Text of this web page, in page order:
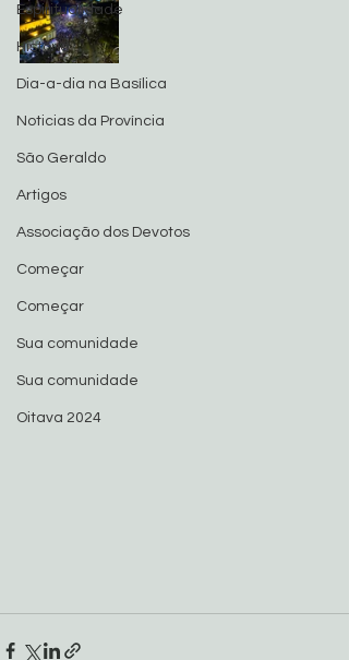
Espiritualidade
História
Dia-a-dia na Basílica
Noticias da Província
São Geraldo
Artigos
Associação dos Devotos
Começar
Começar
Sua comunidade
Sua comunidade
Oitava 2024